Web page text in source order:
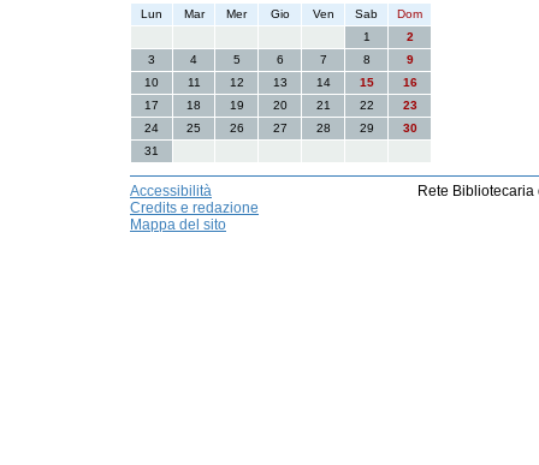
Lun Mar Mer Gio Ven Sab
Dom
1
2
3
4 5 6 7 8
9
10
11 12 13 14 15
16
17
18 19 20 21 22
23
24
25 26 27 28 29
30
31
Accessibilità
Credits e redazione
Mappa del sito
Rete